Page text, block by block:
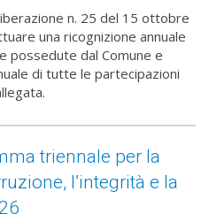
n. 25 del 15 ottobre
una ricognizione annuale
possedute dal Comune e
di tutte le partecipazioni
triennale per la
l’integrità e la